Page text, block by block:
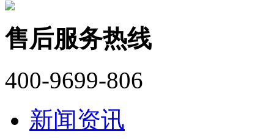
售后服务热线
400-9699-806
新闻资讯